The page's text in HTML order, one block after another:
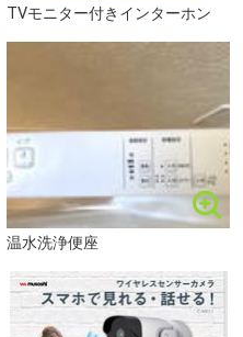
ら相談フリープランの旅
をいたします。
い」
済金額を抑えたい」
お得？」etc
てください(*^-^*)
る疑問等、お家探しのエキ
TVモニター付きインターホン
温水洗浄便座